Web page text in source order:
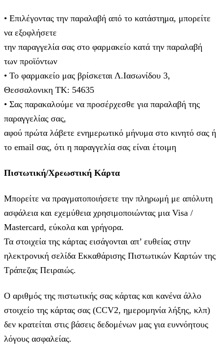
• Επιλέγοντας την παραλαβή από το κατάστημα, μπορείτε
να εξοφλήσετε
την παραγγελία σας στο φαρμακείο κατά την παραλαβή
των προϊόντων
• Το φαρμακείο μας βρίσκεται Λ.Ιασωνίδου 3,
Θεσσαλονικη ΤΚ: 54635
• Σας παρακαλούμε να προσέρχεσθε για παραλαβή της
παραγγελίας σας,
αφού πρώτα λάβετε ενημερωτικό μήνυμα στο κινητό σας ή
το email σας, ότι η παραγγελία σας είναι έτοιμη
Πιστωτική/Χρεωστική Κάρτα
Μπορείτε να πραγματοποιήσετε την πληρωμή με απόλυτη
ασφάλεια και εχεμύθεια χρησιμοποιώντας μια Visa /
Mastercard, εύκολα και γρήγορα.
Τα στοιχεία της κάρτας εισάγoνται απ’ ευθείας στην
ηλεκτρονική σελίδα Εκκαθάρισης Πιστωτικών Καρτών της
Τράπεζας Πειραιώς.
Ο αριθμός της πιστωτικής σας κάρτας και κανένα άλλο
στοιχείο της κάρτας σας (CCV2, ημερομηνία λήξης, κλπ)
δεν κρατείται στις βάσεις δεδομένων μας για ευννόητους
λόγους ασφαλείας.